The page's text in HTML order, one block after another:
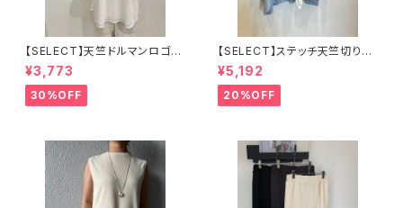
【SELECT】天竺ドルマンロゴT
シャツ
¥3,773
30%OFF
【SELECT】ステッチ天竺切り替
えワイドロゴT
¥5,192
20%OFF